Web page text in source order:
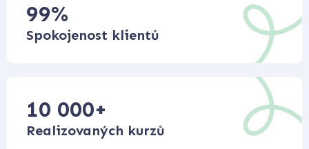
99%
Spokojenost klientů
10 000+
Realizovaných kurzů